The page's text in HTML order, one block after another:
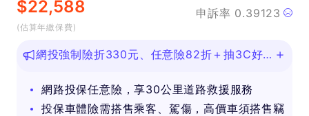
$22,588
(估算年繳保費)
申訴率 0.39123
網投強制險折330元、任意險82折＋抽3C好
網路投保任意險，享30公里道路救援服務
投保車體險需搭售乘客、駕傷，高價車須搭售竊